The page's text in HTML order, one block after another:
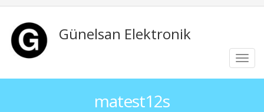
Günelsan Elektronik
matest12s